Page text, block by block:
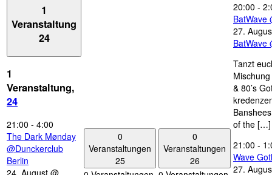
1
Veranstaltung
24
1
Veranstaltung,
24
21:00 - 4:00
The Dark Mønday
@Dunckerclub
Berlin
0
Veranstaltungen
25
0
Veranstaltungen
26
20:00 -
BatWave
27.
BatWave
Tanzt
& 80’s
of the […]
21:00 -
Wave
27.